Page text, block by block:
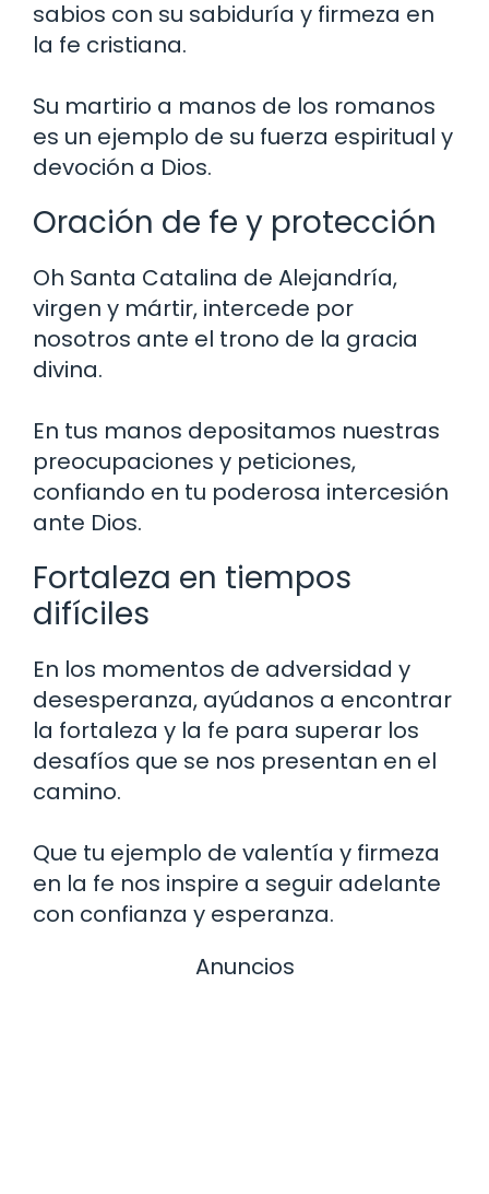
sabios con su sabiduría y firmeza en
la fe cristiana.
Su martirio a manos de los romanos
es un ejemplo de su fuerza espiritual y
devoción a Dios.
Oración de fe y protección
Oh Santa Catalina de Alejandría,
virgen y mártir, intercede por
nosotros ante el trono de la gracia
divina.
En tus manos depositamos nuestras
preocupaciones y peticiones,
confiando en tu poderosa intercesión
ante Dios.
Fortaleza en tiempos
difíciles
En los momentos de adversidad y
desesperanza, ayúdanos a encontrar
la fortaleza y la fe para superar los
desafíos que se nos presentan en el
camino.
Que tu ejemplo de valentía y firmeza
en la fe nos inspire a seguir adelante
con confianza y esperanza.
Anuncios